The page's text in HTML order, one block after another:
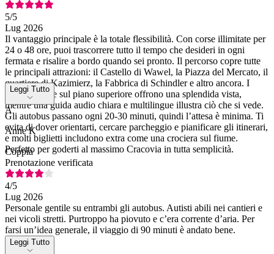
5/5
Lug 2026
Il vantaggio principale è la totale flessibilità. Con corse illimitate per
24 o 48 ore, puoi trascorrere tutto il tempo che desideri in ogni
fermata e risalire a bordo quando sei pronto. Il percorso copre tutte
le principali attrazioni: il Castello di Wawel, la Piazza del Mercato, il
quartiere di Kazimierz, la Fabbrica di Schindler e altro ancora. I
posti a sedere sul piano superiore offrono una splendida vista,
mentre una guida audio chiara e multilingue illustra ciò che si vede.
Gli autobus passano ogni 20-30 minuti, quindi l’attesa è minima. Ti
evita di dover orientarti, cercare parcheggio e pianificare gli itinerari,
e molti biglietti includono extra come una crociera sul fiume.
Perfetto per goderti al massimo Cracovia in tutta semplicità.
Leggi Tutto
A
Anne K
Coppia
Prenotazione verificata
4/5
Lug 2026
Personale gentile su entrambi gli autobus. Autisti abili nei cantieri e
nei vicoli stretti. Purtroppo ha piovuto e c’era corrente d’aria. Per
farsi un’idea generale, il viaggio di 90 minuti è andato bene.
Leggi Tutto